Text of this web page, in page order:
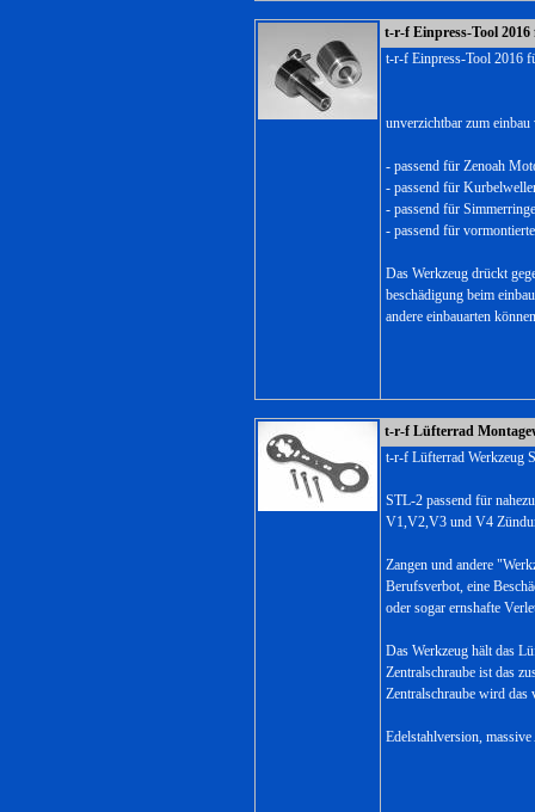
t-r-f Einpress-Tool
t-r-f Einpress-Tool 2016
unverzichtbar zum
- passend für Zenoah
- passend für
- passend für
- passend für
Das Werkzeug drückt
beschädigung beim
andere einbauarten
t-r-f Lüfterrad
t-r-f Lüfterrad Werkzeug
STL-2 passend für
V1,V2,V3 und V4
Zangen und andere
Berufsverbot, eine
oder sogar ernshafte
Das Werkzeug hält das
Zentralschraube ist das
Zentralschraube wird das
Edelstahlversion,